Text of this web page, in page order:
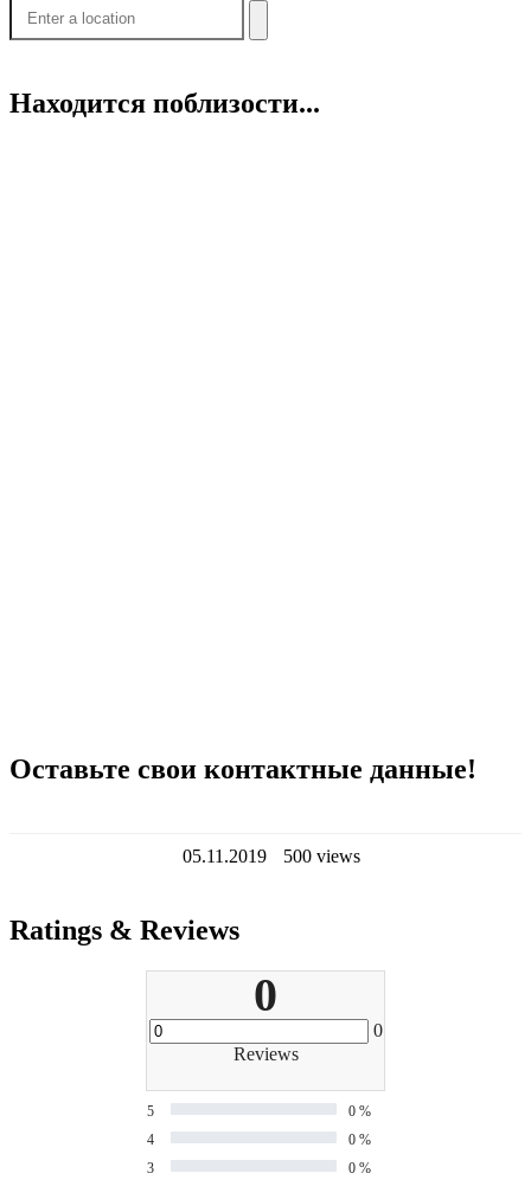
Находится поблизости...
Оставьте свои контактные данные!
05.11.2019 500 views
Ratings & Reviews
0
0
Reviews
5
0 %
4
0 %
3
0 %